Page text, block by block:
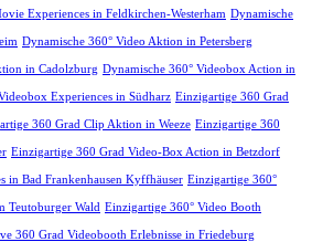
Experiences in Feldkirchen-Westerham Dynamische
Dynamische 360° Video Aktion in Petersberg
in Cadolzburg Dynamische 360° Videobox Action in
Experiences in Südharz Einzigartige 360 Grad
360 Grad Clip Aktion in Weeze Einzigartige 360
Einzigartige 360 Grad Video-Box Action in Betzdorf
in Bad Frankenhausen Kyffhäuser Einzigartige 360°
Teutoburger Wald Einzigartige 360° Video Booth
360 Grad Videobooth Erlebnisse in Friedeburg